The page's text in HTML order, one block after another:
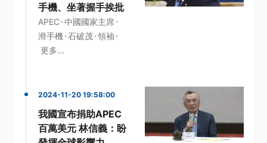
手機、坐著握手挨批
APEC·中國國家主席·
滑手機 ·石破茂·領袖 ·
更多...
2024-11-20 19:58:00
我國宣布捐助APEC
百萬美元 林信義：盼